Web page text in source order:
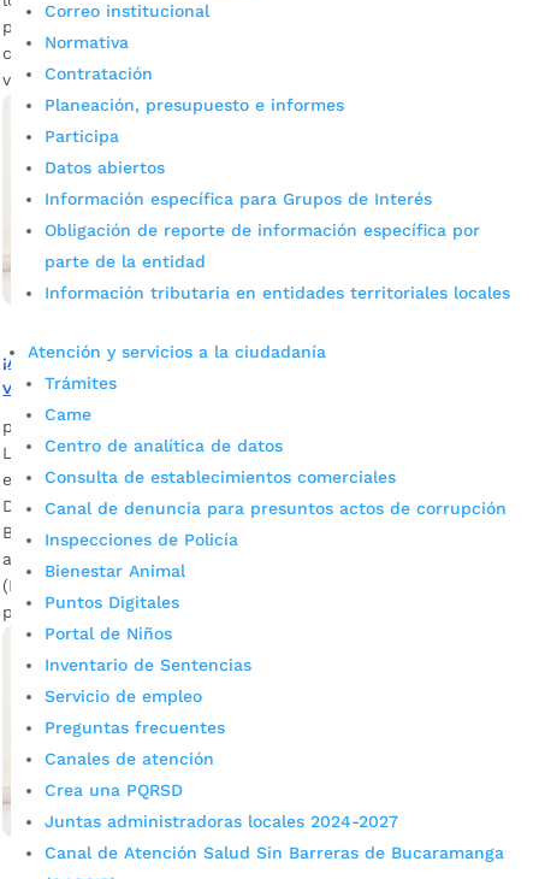
Correo institucional
Normativa
Contratación
Planeación, presupuesto e informes
Participa
Datos abiertos
Información específica para Grupos de Interés
Obligación de reporte de información específica por
parte de la entidad
Información tributaria en entidades territoriales locales
Atención y servicios a la ciudadanía
Trámites
Came
Centro de analítica de datos
Consulta de establecimientos comerciales
Canal de denuncia para presuntos actos de corrupción
Inspecciones de Policía
Bienestar Animal
Puntos Digitales
Portal de Niños
Inventario de Sentencias
Servicio de empleo
Preguntas frecuentes
Canales de atención
Crea una PQRSD
Juntas administradoras locales 2024-2027
Canal de Atención Salud Sin Barreras de Bucaramanga
próximo lunes 31 de agosto tienen plazo para pagar las
cuotas correspondientes al primer y segundo semestre de la
vigencia 2020, sin intereses y sin […]
¡Agentes retenedores! Se habilitó la presentación y pago
virtual de Reteica en Bucaramanga
por Alcaldía de Bucaramanga
La Alcaldía de Bucaramanga los invita a realizar este trámite
en línea, para evitar exponerse a contagios por Covid-19.
Descargar audio: Saharay Rojas – Secretaria de Hacienda de
Bucaramanga La Administración Municipal invita a los
agentes de retención en la fuente de Industria y Comercio
(Reteica) en Bucaramanga a aprovechar la nueva opción de
presentación […]